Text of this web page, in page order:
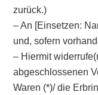
zurück.)
– An [Einsetzen:
und, sofern
– Hiermit
abgeschlossenen
Waren (*)/ die